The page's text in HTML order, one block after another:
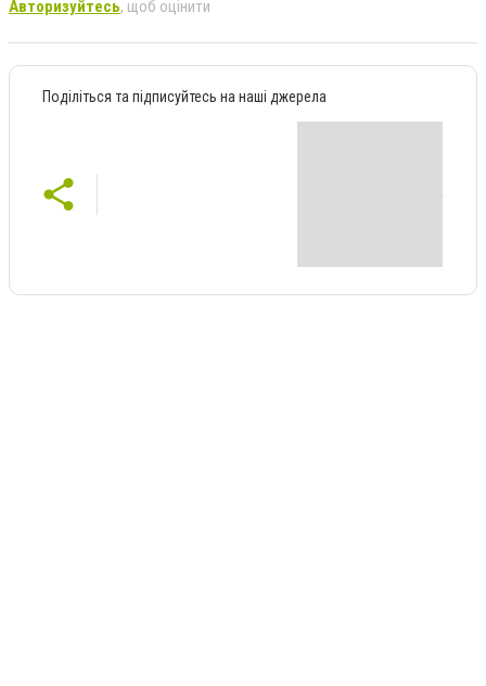
Авторизуйтесь, щоб оцінити
Поділіться та підписуйтесь на наші джерела